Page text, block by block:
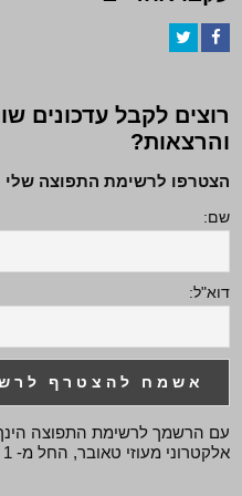
רוצים לקבל עדכונים
והרצאות?
הצטרפו לרשימת התפוצה שלי
שם:
דוא"ל:
עם הרשמך לרשימת התפוצה
אלקטרוני מעוזי טאובר, החל מ- 1 בדצמבר 2008.